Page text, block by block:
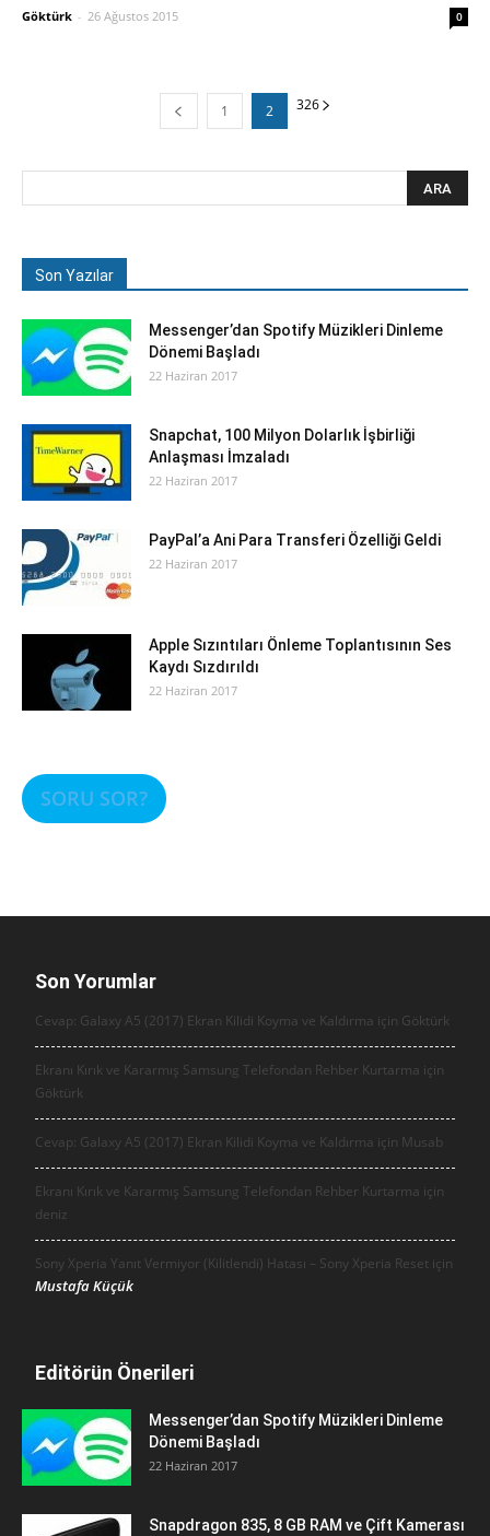
Göktürk - 26 Ağustos 2015 0
1 2 326
Son Yazılar
Messenger’dan Spotify Müzikleri Dinleme
Dönemi Başladı
22 Haziran 2017
Snapchat, 100 Milyon Dolarlık İşbirliği
Anlaşması İmzaladı
22 Haziran 2017
PayPal’a Ani Para Transferi Özelliği Geldi
22 Haziran 2017
Apple Sızıntıları Önleme Toplantısının Ses
Kaydı Sızdırıldı
22 Haziran 2017
SORU SOR?
Son Yorumlar
Cevap: Galaxy A5 (2017) Ekran Kilidi Koyma ve Kaldırma için Göktürk
Ekranı Kırık ve Kararmış Samsung Telefondan Rehber Kurtarma için
Göktürk
Cevap: Galaxy A5 (2017) Ekran Kilidi Koyma ve Kaldırma için Musab
Ekranı Kırık ve Kararmış Samsung Telefondan Rehber Kurtarma için
deniz
Sony Xperia Yanıt Vermiyor (Kilitlendi) Hatası – Sony Xperia Reset için
Mustafa Küçük
Editörün Önerileri
Messenger’dan Spotify Müzikleri Dinleme
Dönemi Başladı
22 Haziran 2017
Snapdragon 835, 8 GB RAM ve Çift Kamerası